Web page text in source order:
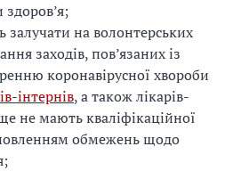
здоров’я;
залучати на волонтерських
заходів, пов’язаних із
коронавірусної хвороби
інтернів, а також лікарів-
ще не мають кваліфікаційної
обмежень щодо